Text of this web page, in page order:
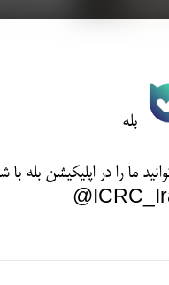
بله
ما را در اپلیکیشن بله